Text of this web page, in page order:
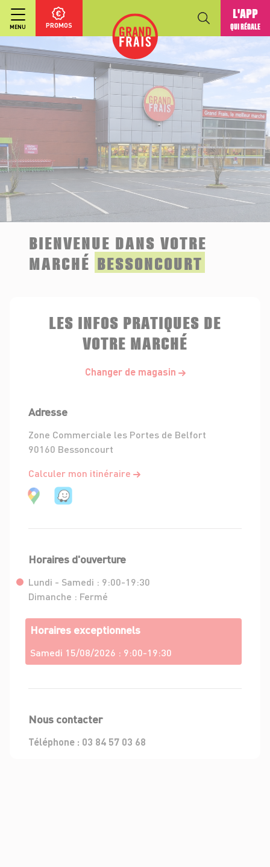
MENU PROMOS
L'APP
QUI RÉGALE
BIENVENUE DANS VOTRE
MARCHÉ BESSONCOURT
LES INFOS PRATIQUES DE
VOTRE MARCHÉ
Changer de magasin
Adresse
Zone Commerciale les Portes de Belfort
90160 Bessoncourt
Calculer mon itinéraire
Horaires d'ouverture
Lundi - Samedi : 9:00-19:30
Dimanche : Fermé
Horaires exceptionnels
Samedi 15/08/2026 : 9:00-19:30
Nous contacter
Téléphone : 03 84 57 03 68